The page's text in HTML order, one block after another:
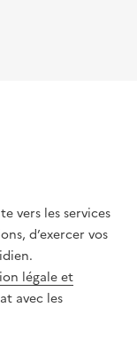
vers les services
d’exercer vos
légale et
avec les